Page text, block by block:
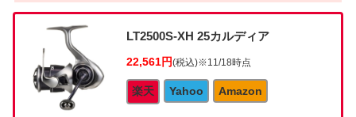
LT2500S-XH 25カルディア
22,561円(税込)※11/18時点
楽天 Yahoo Amazon